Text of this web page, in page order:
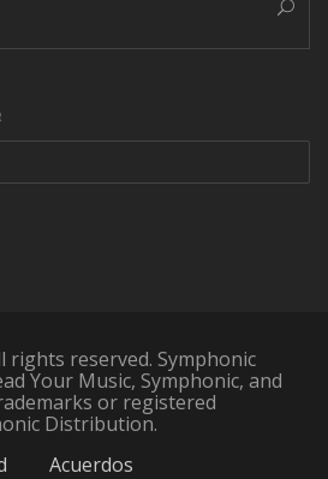
rights reserved. Symphonic
Your Music, Symphonic, and
or registered
Distribution.
Acuerdos